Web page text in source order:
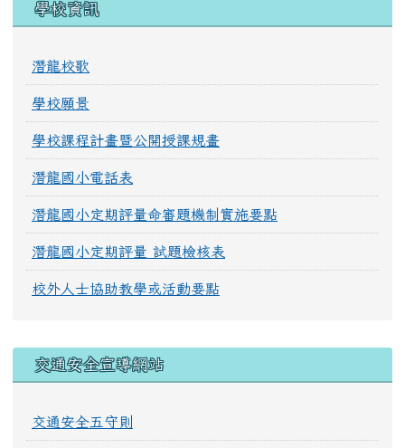
學校資訊
潛龍校歌
學校願景
學校課程計畫暨公開授課規畫
潛龍國小電話表
潛龍國小定期評量命審題機制實施要點
潛龍國小定期評量 試題檢核表
校外人士協助教學或活動要點
交通安全宣導網站
交通安全五守則